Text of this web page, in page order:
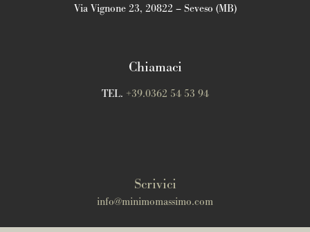
Via Vignone 23, 20822 – Seveso (MB)
Chiamaci
TEL. +39.0362 54 53 94
Scrivici
info@minimomassimo.com